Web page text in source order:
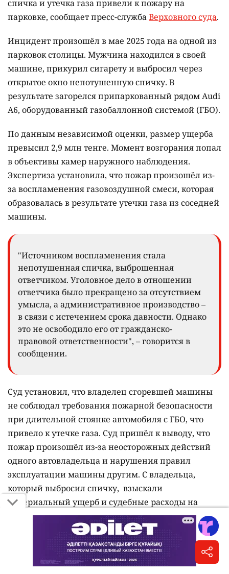
спичка и утечка газа привели к пожару на
парковке, сообщает пресс-службаВерховного суда.
Инцидент произошёл в мае 2025 года на одной из
парковок столицы. Мужчина находился в своей
машине, прикурил сигарету и выбросил через
открытое окно непотушенную спичку. В
результате загорелся припаркованный рядом Audi
A6, оборудованный газобаллонной системой (ГБО).
По данным независимой оценки, размер ущерба
превысил 2,9 млн тенге. Момент возгорания попал
в объективы камер наружного наблюдения.
Экспертиза установила, что пожар произошёл из-
за воспламенения газовоздушной смеси, которая
образовалась в результате утечки газа из соседней
машины.
"Источником воспламенения стала
непотушенная спичка, выброшенная
ответчиком. Уголовное дело в отношении
ответчика было прекращено за отсутствием
умысла, а административное производство –
в связи с истечением срока давности. Однако
это не освободило его от гражданско-
правовой ответственности", – говорится в
сообщении.
Суд установил, что владелец сгоревшей машины
не соблюдал требования пожарной безопасности
при длительной стоянке автомобиля с ГБО, что
привело к утечке газа. Суд пришёл к выводу, что
пожар произошёл из-за неосторожных действий
одного автовладельца и нарушения правил
эксплуатации машины другим. С владельца,
который выбросил спичку, взыскали
материальный ущерб и судебные расходы на
сумму более 1,6 млн тенге.
Решение суда вступило в законную силу.